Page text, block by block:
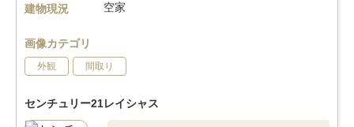
建物現況
空家
画像カテゴリ
外観 間取り
センチュリー21レイシャス